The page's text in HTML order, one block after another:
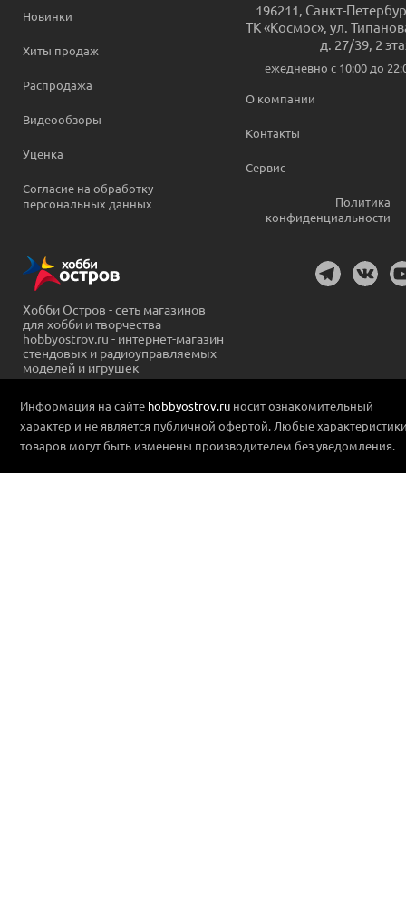
Новинки
Хиты продаж
Распродажа
Видеообзоры
Уценка
Согласие на обработку
персональных данных
196211, Санкт-
ТК «Космос», ул.
д. 27/39, 2
ежедневно c 10:00 до
О компании
Контакты
Сервис
Политика
конфиденциальности
Хобби Остров - сеть магазинов
для хобби и творчества
hobbyostrov.ru - интернет-магазин
стендовых и радиоуправляемых
моделей и игрушек
Информация на сайте hobbyostrov.ru носит ознакомительный
характер и не является публичной офертой. Любые
товаров могут быть изменены производителем без уведомления.